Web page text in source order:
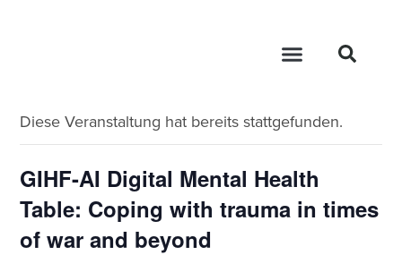
Diese Veranstaltung hat bereits stattgefunden.
GIHF-AI Digital Mental Health
Table: Coping with trauma in times
of war and beyond